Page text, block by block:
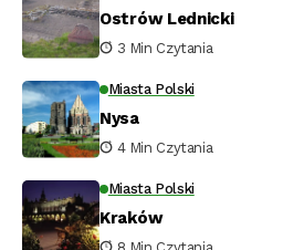
Ostrów Lednicki
3 Min Czytania
Miasta Polski
Nysa
4 Min Czytania
Miasta Polski
Kraków